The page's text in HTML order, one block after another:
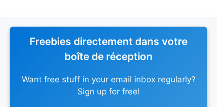
Freebies directement dans votre
boîte de réception
Want free stuff in your email inbox regularly?
Sign up for free!